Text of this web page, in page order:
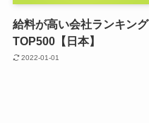
給料が高い会社ランキング
TOP500【日本】
2022-01-01